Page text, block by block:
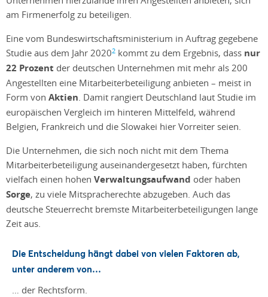
am Firmenerfolg zu beteiligen.
Eine vom Bundeswirtschaftsministerium in Auftrag gegebene
Studie aus dem Jahr 20202 kommt zu dem Ergebnis, dass nur
22 Prozent der deutschen Unternehmen mit mehr als 200
Angestellten eine Mitarbeiterbeteiligung anbieten – meist in
Form von Aktien. Damit rangiert Deutschland laut Studie im
europäischen Vergleich im hinteren Mittelfeld, während
Belgien, Frankreich und die Slowakei hier Vorreiter seien.
Die Unternehmen, die sich noch nicht mit dem Thema
Mitarbeiterbeteiligung auseinandergesetzt haben, fürchten
vielfach einen hohen Verwaltungsaufwand oder haben
Sorge, zu viele Mitspracherechte abzugeben. Auch das
deutsche Steuerrecht bremste Mitarbeiterbeteiligungen lange
Zeit aus.
Die Entscheidung hängt dabei von vielen Faktoren ab,
unter anderem von…
… der Rechtsform.